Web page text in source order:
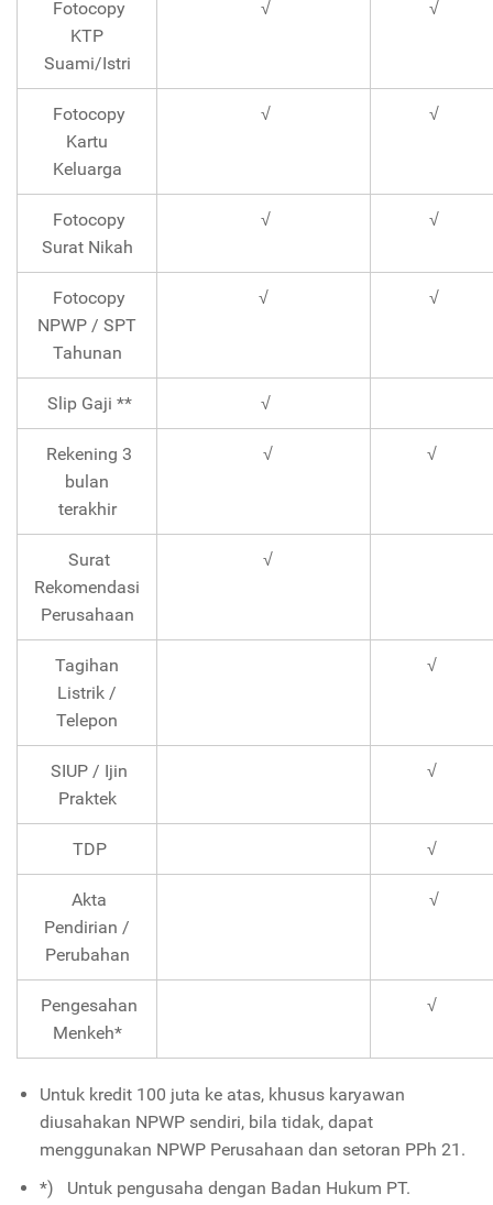
Fotocopy
KTP
Suami/Istri
√ √
Fotocopy
Kartu
Keluarga
√ √
Fotocopy
Surat Nikah
√ √
Fotocopy
NPWP / SPT
Tahunan
√ √
Slip Gaji ** √
Rekening 3
bulan
terakhir
√ √
Surat
Rekomendasi
Perusahaan
√
Tagihan
Listrik /
Telepon
√
SIUP / Ijin
Praktek
√
TDP √
Akta
Pendirian /
Perubahan
√
Pengesahan
Menkeh*
√
Untuk kredit 100 juta ke atas, khusus karyawan
diusahakan NPWP sendiri, bila tidak, dapat
menggunakan NPWP Perusahaan dan setoran PPh 21.
*)
Untuk pengusaha dengan Badan Hukum PT.